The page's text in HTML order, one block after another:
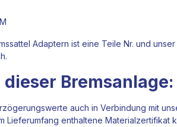
Adaptern ist eine Teile Nr. und unser
Bremsanlage:
auch in Verbindung mit
Lieferumfang enthaltene